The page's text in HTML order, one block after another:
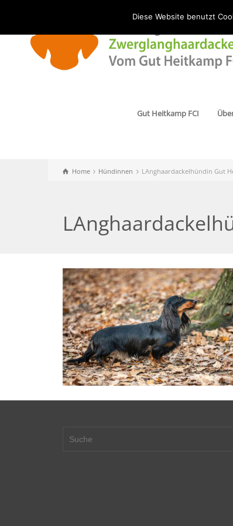
Gut Heitkamp FCI
Home Hündinnen LAnghaardackelhündin Gut
Diese Website benutzt